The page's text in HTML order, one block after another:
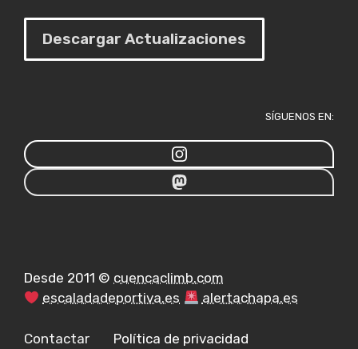
Descargar Actualizaciones
SÍGUENOS EN:
Desde 2011 © cuencaclimb.com
escaladadeportiva.es
alertachapa.es
Contactar Política de privacidad